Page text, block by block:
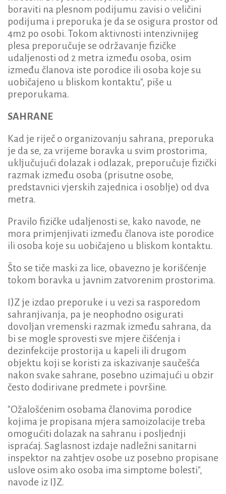
boraviti na plesnom podijumu zavisi o veličini
podijuma i preporuka je da se osigura prostor od
4m2 po osobi. Tokom aktivnosti intenzivnijeg
plesa preporučuje se održavanje fizičke
udaljenosti od 2 metra između osoba, osim
između članova iste porodice ili osoba koje su
uobičajeno u bliskom kontaktu", piše u
preporukama.
SAHRANE
Kad je riječ o organizovanju sahrana, preporuka
je da se, za vrijeme boravka u svim prostorima,
uključujući dolazak i odlazak, preporučuje fizički
razmak između osoba (prisutne osobe,
predstavnici vjerskih zajednica i osoblje) od dva
metra.
Pravilo fizičke udaljenosti se, kako navode, ne
mora primjenjivati između članova iste porodice
ili osoba koje su uobičajeno u bliskom kontaktu.
Što se tiče maski za lice, obavezno je korišćenje
tokom boravka u javnim zatvorenim prostorima.
IJZ je izdao preporuke i u vezi sa rasporedom
sahranjivanja, pa je neophodno osigurati
dovoljan vremenski razmak između sahrana, da
bi se mogle sprovesti sve mjere čišćenja i
dezinfekcije prostorija u kapeli ili drugom
objektu koji se koristi za iskazivanje saučešća
nakon svake sahrane, posebno uzimajući u obzir
često dodirivane predmete i površine.
"Ožalošćenim osobama članovima porodice
kojima je propisana mjera samoizolacije treba
omogućiti dolazak na sahranu i posljednji
ispraćaj. Saglasnost izdaje nadležni sanitarni
inspektor na zahtjev osobe uz posebno propisane
uslove osim ako osoba ima simptome bolesti",
navode iz IJZ.